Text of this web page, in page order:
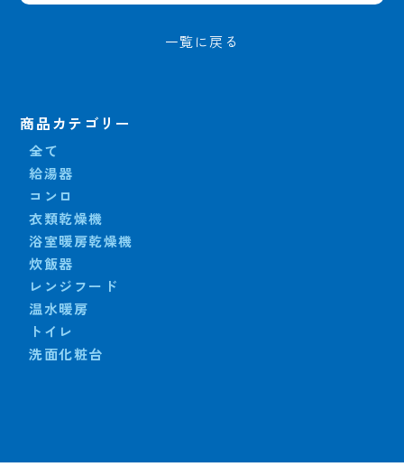
商品カテゴリー
全て
給湯器
コンロ
衣類乾燥機
浴室暖房乾燥機
炊飯器
レンジフード
温水暖房
トイレ
洗面化粧台
一覧に戻る